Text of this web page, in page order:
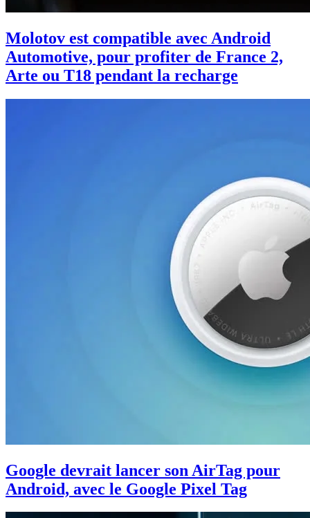
Molotov est compatible avec Android
Automotive, pour profiter de France 2,
Arte ou T18 pendant la recharge
Google devrait lancer son AirTag pour
Android, avec le Google Pixel Tag